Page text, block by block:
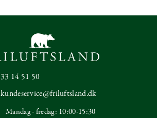
33 14 51 50
kundeservice@friluftsland.dk
Mandag - fredag: 10:00-15:30